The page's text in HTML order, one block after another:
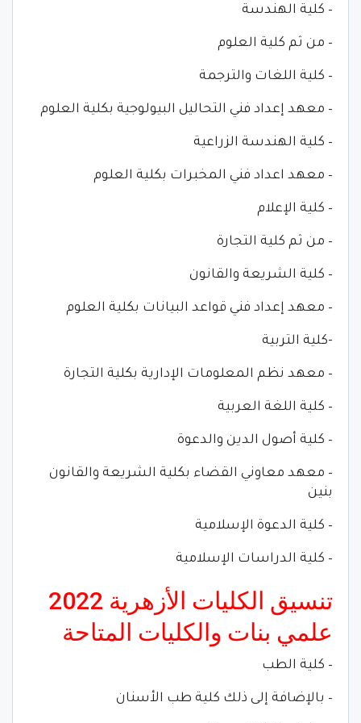
– كلية الهندسة
– من ثم كلية العلوم
– كلية اللغات والترجمة
– معهد إعداد فني التحاليل البيولوجية بكلية العلوم
– كلية الهندسة الزراعية
– معهد اعداد فني المخبرات بكلية العلوم
– كلية الإعلام
– من ثم كلية التجارة
– كلية الشريعة والقانون
– معهد إعداد فني قواعد البيانات بكلية العلوم
-كلية التربية
– معهد نظم المعلومات الإدارية بكلية التجارة
– كلية اللغة العربية
– كلية أصول الدين والدعوة
– معهد معاوني القضاء بكلية الشريعة والقانون
بنين
– كلية الدعوة الإسلامية
– كلية الدراسات الإسلامية
تنسيق الكليات الأزهرية 2022
علمي بنات والكليات المتاحة
– كلية الطب
– بالإضافة إلى ذلك كلية طب الأسنان